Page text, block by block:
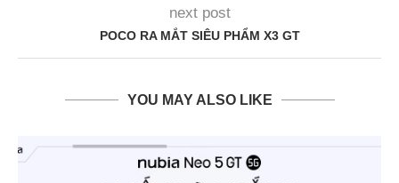
next post
POCO RA MẮT SIÊU PHẨM X3 GT
YOU MAY ALSO LIKE